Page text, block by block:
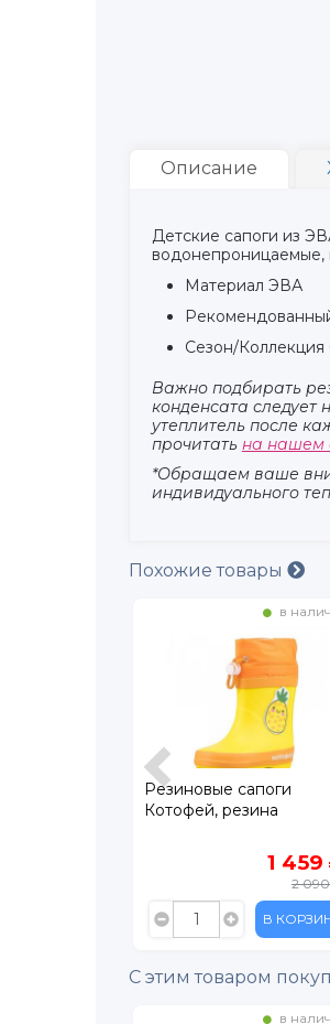
Описание
Детские сапоги из
водонепроницаемые,
Материал ЭВА
Сезон/
Важно подбирать
конденсата следует
утеплитель после
прочитать на нашем
*Обращаем ваше
индивидуального
Похожие товары
в
Резиновые сапоги
Котофей, резина
1 459
2
В
С этим товаром
в